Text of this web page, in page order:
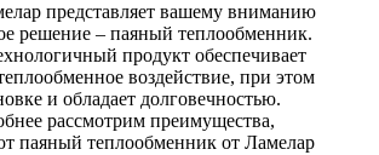
представляет вашему вниманию
решение – паяный теплообменник.
продукт обеспечивает
воздействие, при этом
и обладает долговечностью.
рассмотрим преимущества,
паяный теплообменник от Ламелар